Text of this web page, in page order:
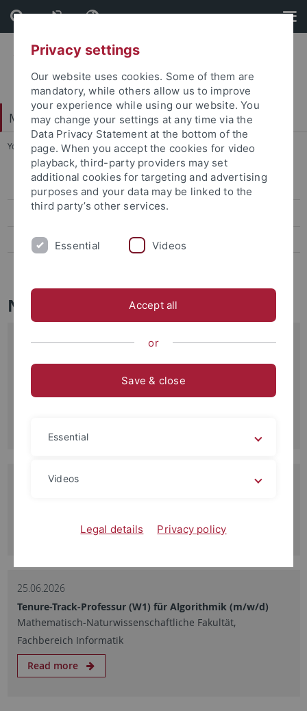
Skip
to
content
Skip
to
footer
Mathematisch-Naturwissenschaftliche Fakultät
You are here: Startseite ... Newsarchiv
Aktuelle Ausschreibungen
News aus der Fakultät
Newsarchiv
Newsarchiv der MNF
06.07.2026
Mathematisch-Naturwissenschaftliche Fakultät, Institut für
Organische Chemie
02.07.2026
25.06.2026
Tenure-Track-Professur (W1) für Algorithmik (m/w/d)
Mathematisch-Naturwissenschaftliche Fakultät,
Fachbereich Informatik
Read more
Privacy settings
Our website uses cookies. Some of them are
mandatory, while others allow us to improve
your experience while using our website. You
may change your settings at any time via the
Data Privacy Statement at the bottom of the
page. When you accept the cookies for video
playback, third-party providers may set
additional cookies for targeting and advertising
purposes and your data may be linked to the
third party’s other services.
Essential Videos
Accept all
or
Save & close
Essential
Videos
Legal details Privacy policy